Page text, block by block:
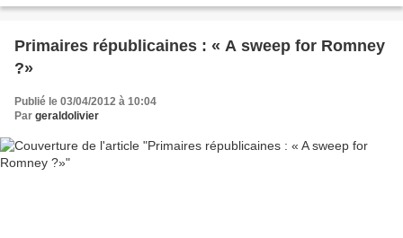
Primaires républicaines : « A sweep for Romney
?»
Publié le 03/04/2012 à 10:04
Par geraldolivier